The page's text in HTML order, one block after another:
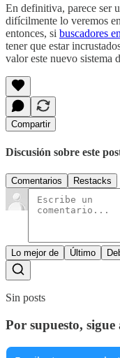
En definitiva, parece ser
difícilmente lo veremos
entonces, si buscadores
tener que estar
valor este nuevo sistema
Compartir
Discusión sobre este
Comentarios Restacks
Lo mejor de Último
Sin posts
Por supuesto, sigue